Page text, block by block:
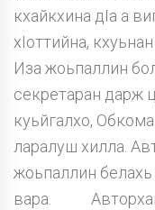
кхайкхина дIа а
хIоттийна,
Иза жоьпаллин
секретаран дарж
куьйгалхо,
ларалуш хилла.
жоьпаллин
вара.